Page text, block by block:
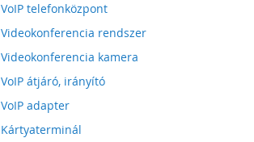
VoIP telefonközpont
Videokonferencia rendszer
Videokonferencia kamera
VoIP átjáró, irányító
VoIP adapter
Kártyaterminál